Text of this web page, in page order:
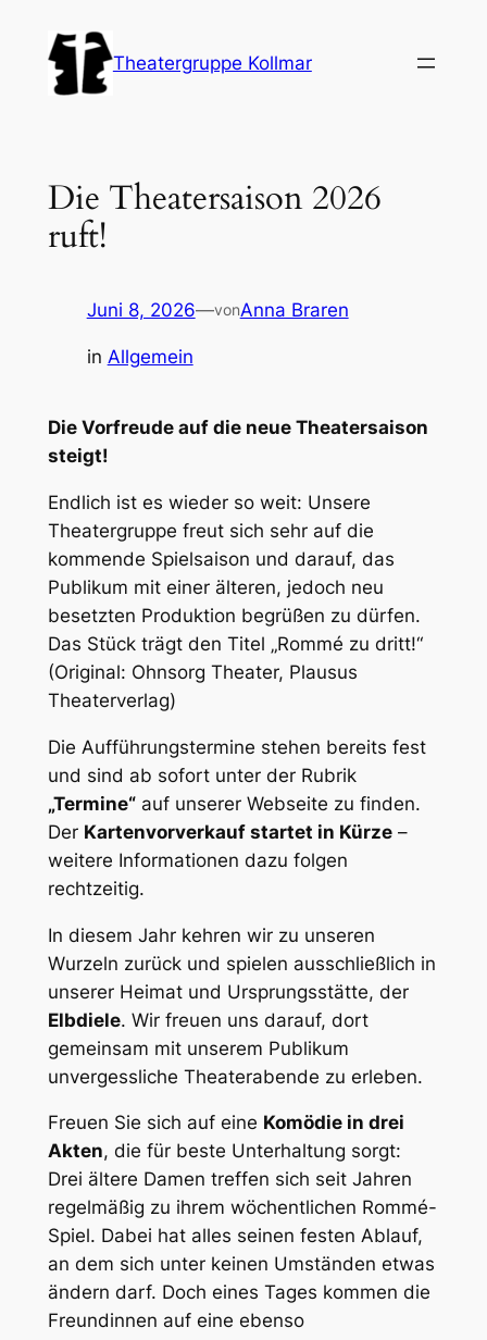
Inhalt
springen
Theatergruppe Kollmar
Die Theatersaison 2026
ruft!
Juni 8, 2026—vonAnna Braren
in Allgemein
Die Vorfreude auf die neue Theatersaison
steigt!
Endlich ist es wieder so weit: Unsere
Theatergruppe freut sich sehr auf die
kommende Spielsaison und darauf, das
Publikum mit einer älteren, jedoch neu
besetzten Produktion begrüßen zu dürfen.
Das Stück trägt den Titel „Rommé zu dritt!“
(Original: Ohnsorg Theater, Plausus
Theaterverlag)
Die Aufführungstermine stehen bereits fest
und sind ab sofort unter der Rubrik
„Termine“auf unserer Webseite zu finden.
Der Kartenvorverkauf startet in Kürze–
weitere Informationen dazu folgen
rechtzeitig.
In diesem Jahr kehren wir zu unseren
Wurzeln zurück und spielen ausschließlich in
unserer Heimat und Ursprungsstätte, der
Elbdiele. Wir freuen uns darauf, dort
gemeinsam mit unserem Publikum
unvergessliche Theaterabende zu erleben.
Freuen Sie sich auf eine Komödie in drei
Akten, die für beste Unterhaltung sorgt:
Drei ältere Damen treffen sich seit Jahren
regelmäßig zu ihrem wöchentlichen Rommé-
Spiel. Dabei hat alles seinen festen Ablauf,
an dem sich unter keinen Umständen etwas
ändern darf. Doch eines Tages kommen die
Freundinnen auf eine ebenso